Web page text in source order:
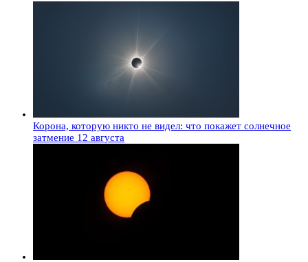
Корона, которую никто не видел: что покажет солнечное
затмение 12 августа